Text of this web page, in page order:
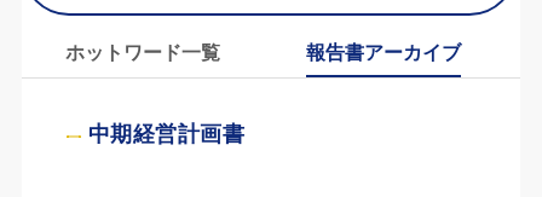
ホットワード一覧 報告書アーカイブ
中期経営計画書